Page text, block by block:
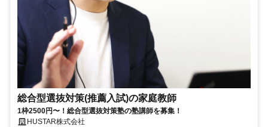
総合型選抜対策(推薦入試)の家庭教師
1枠2500円〜！総合型選抜対策塾の塾講師を募集！
HUSTAR株式会社